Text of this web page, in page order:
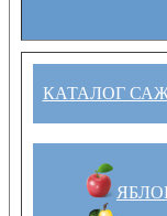
КАТАЛОГ